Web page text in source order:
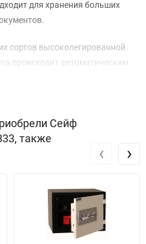
для хранения больших
сортов высоколегированной
происходит автоматическим
– непрерывной
по всей высоте примыкания.
по двум сторонам. Диаметр
замка усилена пластиной
Сейф
также
‹ ›